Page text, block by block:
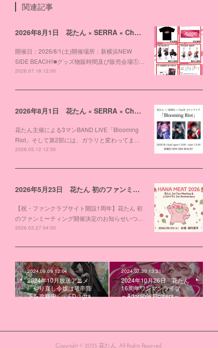
関連記事
2026年8月1日 花たん × SERRA × Cha'R 3マンライブ「Blooming Riot」物販のお知らせ
開催日：2026/8/1(土)開催場所：新横浜NEW
SIDE BEACH!!■グッズ物販時間及び販売会場①…
2026.07.18 12:00
2026年8月1日 花たん × SERRA × Cha'R 3マンライブ「Blooming Riot」開催！
花たん主催による3マンBAND LIVE「Blooming
Riot」そして第2部には、ガラリと変わってま…
2026.05.12 12:30
2026年5月23日 花たん 初のファンミーティング開催決定
【祝・ファンクラブサイト開設1周年】花たん 初
のファンミーティング開催決定のお知らせいつ…
2026.03.27 04:00
2024.09.09 12:04
2024年10月放送アニメ
「やり直し令嬢は竜帝陛
下を攻略中」」ED「gra…
2024.07.30 13:21
2024年10月26日 花たん
16周年ワンマンライブ
～Adorable Flowers～…
Copyright © 2025 花たん. All Rights Reserved.